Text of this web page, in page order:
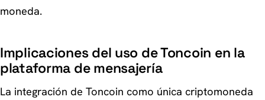
moneda.
Implicaciones del uso de Toncoin en la
plataforma de mensajería
La integración de Toncoin como única criptomoneda